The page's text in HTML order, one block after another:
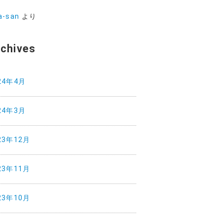
san より
年4月
年3月
年12月
年11月
年10月